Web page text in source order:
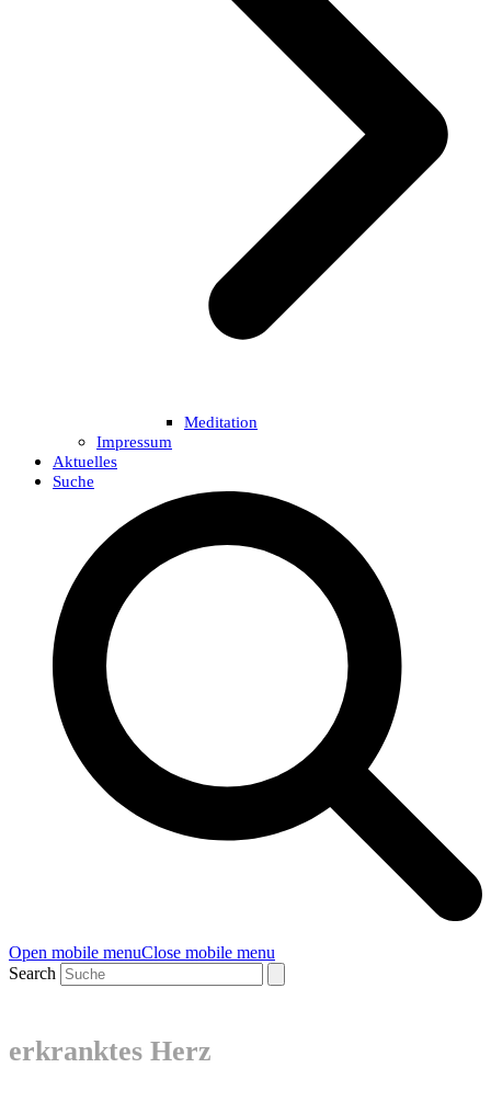
Meditation
Impressum
Aktuelles
Suche
Open mobile menuClose mobile menu
Search
erkranktes Herz